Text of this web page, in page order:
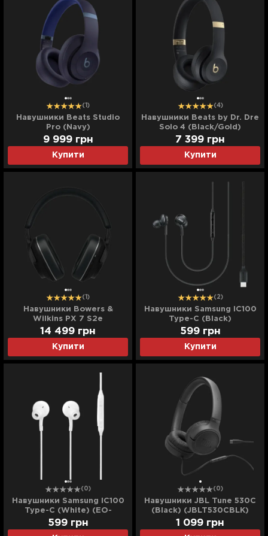
(1)
Навушники Beats Studio
Pro (Navy)
Купити
9 999 грн
(4)
Навушники Beats by Dr. Dre
Solo 4 (Black/Gold)
Купити
7 399 грн
(1)
Навушники Bowers &
Wilkins PX 7 S2e
(Anthracite Black)
Купити
14 499 грн
(2)
Навушники Samsung IC100
Type-C (Black)
Купити
599 грн
(0)
Навушники Samsung IC100
Type-C (White) (EO-
IC100BWEGRU)
599 грн
(0)
Навушники JBL Tune 530C
(Black) (JBLT530CBLK)
1 099 грн